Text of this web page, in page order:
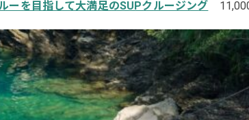
ーを目指して大満足のSUPクルージング